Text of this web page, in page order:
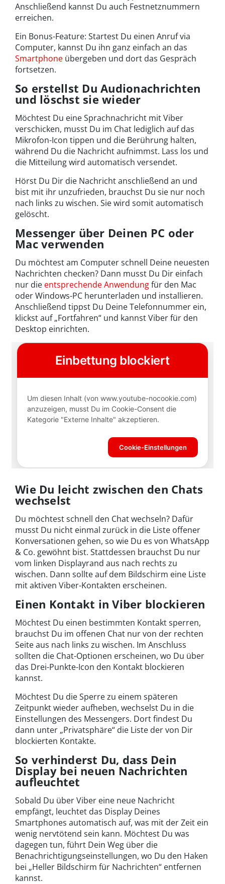
Anschließend kannst Du auch Festnetznummern
erreichen.
Ein Bonus-Feature: Startest Du einen Anruf via
Computer, kannst Du ihn ganz einfach an das
Smartphone übergeben und dort das Gespräch
fortsetzen.
So erstellst Du Audionachrichten
und löschst sie wieder
Möchtest Du eine Sprachnachricht mit Viber
verschicken, musst Du im Chat lediglich auf das
Mikrofon-Icon tippen und die Berührung halten,
während Du die Nachricht aufnimmst. Lass los und
die Mitteilung wird automatisch versendet.
Hörst Du Dir die Nachricht anschließend an und
bist mit ihr unzufrieden, brauchst Du sie nur noch
nach links zu wischen. Sie wird somit automatisch
gelöscht.
Messenger über Deinen PC oder
Mac verwenden
Du möchtest am Computer schnell Deine neuesten
Nachrichten checken? Dann musst Du Dir einfach
nur die entsprechende Anwendungfür den Mac
oder Windows-PC herunterladen und installieren.
Anschließend tippst Du Deine Telefonnummer ein,
klickst auf „Fortfahren“ und kannst Viber für den
Desktop einrichten.
Wie Du leicht zwischen den Chats
wechselst
Du möchtest schnell den Chat wechseln? Dafür
musst Du nicht einmal zurück in die Liste offener
Konversationen gehen, so wie Du es von WhatsApp
& Co. gewöhnt bist. Stattdessen brauchst Du nur
vom linken Displayrand aus nach rechts zu
wischen. Dann sollte auf dem Bildschirm eine Liste
mit aktiven Viber-Kontakten erscheinen.
Einen Kontakt in Viber blockieren
Möchtest Du einen bestimmten Kontakt sperren,
brauchst Du im offenen Chat nur von der rechten
Seite aus nach links zu wischen. Im Anschluss
sollten die Chat-Optionen erscheinen, wo Du über
das Drei-Punkte-Icon den Kontakt blockieren
kannst.
Möchtest Du die Sperre zu einem späteren
Zeitpunkt wieder aufheben, wechselst Du in die
Einstellungen des Messengers. Dort findest Du
dann unter „Privatsphäre“ die Liste der von Dir
blockierten Kontakte.
So verhinderst Du, dass Dein
Display bei neuen Nachrichten
aufleuchtet
Sobald Du über Viber eine neue Nachricht
empfängt, leuchtet das Display Deines
Smartphones automatisch auf, was mit der Zeit ein
wenig nervtötend sein kann. Möchtest Du was
dagegen tun, führt Dein Weg über die
Benachrichtigungseinstellungen, wo Du den Haken
bei „Heller Bildschirm für Nachrichten“ entfernen
kannst.